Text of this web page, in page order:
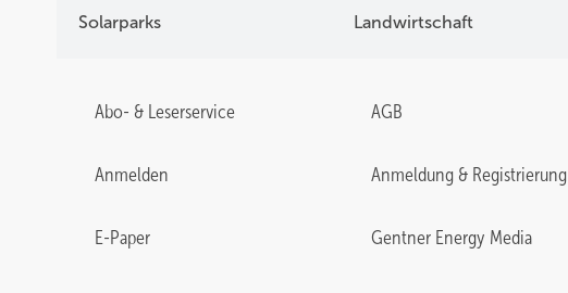
Solarparks Landwirtschaft
Abo- & Leserservice AGB
Anmelden Anmeldung & Registrierung
E-Paper Gentner Energy Media